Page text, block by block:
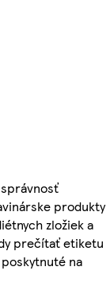
produkty
zložiek a
prečítať etiketu
na